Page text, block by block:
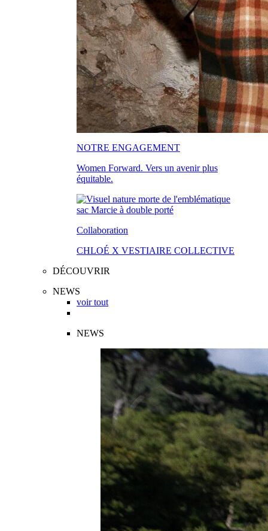
NOTRE ENGAGEMENT
Women Forward. Vers un avenir plus
équitable.
Collaboration
CHLOÉ X VESTIAIRE COLLECTIVE
DÉCOUVRIR
NEWS
voir tout
NEWS